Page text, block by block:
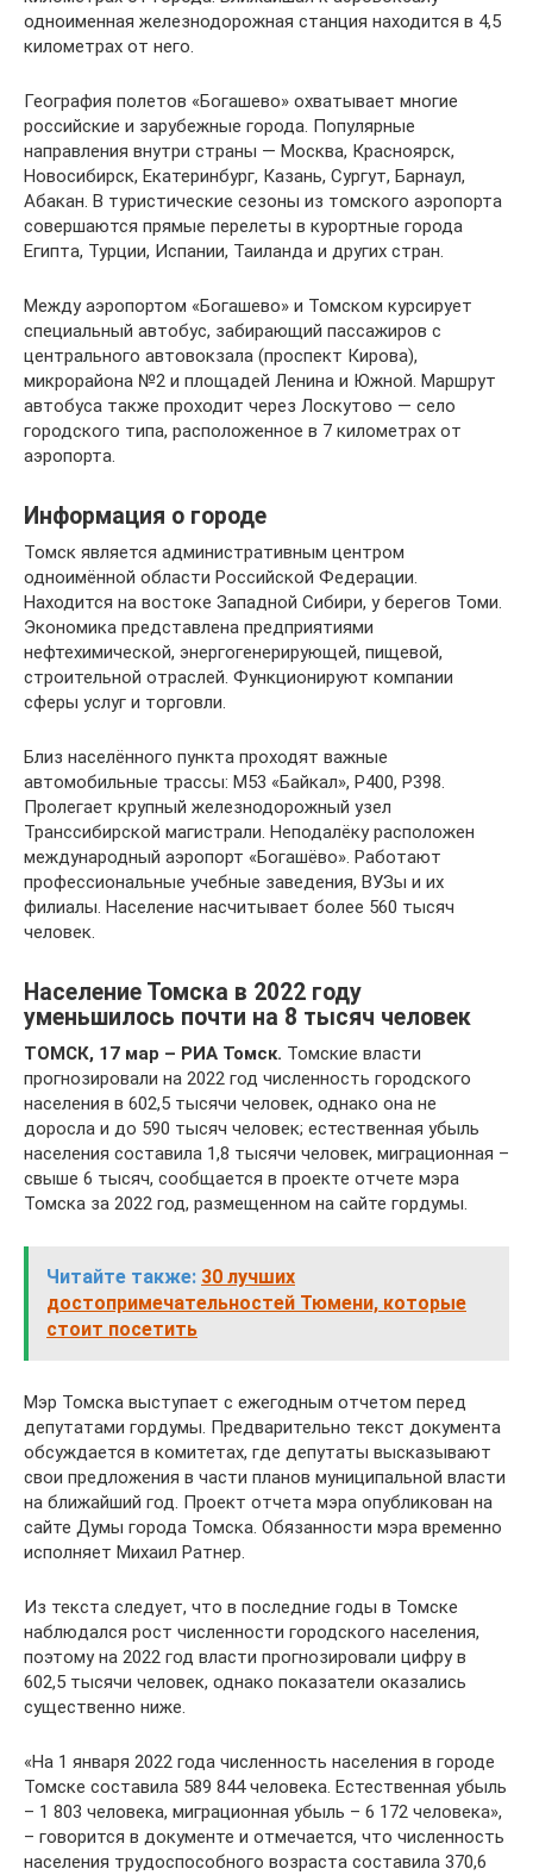
одноименная железнодорожная станция находится в 4,5
километрах от него.
География полетов «Богашево» охватывает многие
российские и зарубежные города. Популярные
направления внутри страны — Москва, Красноярск,
Новосибирск, Екатеринбург, Казань, Сургут, Барнаул,
Абакан. В туристические сезоны из томского аэропорта
совершаются прямые перелеты в курортные города
Египта, Турции, Испании, Таиланда и других стран.
Между аэропортом «Богашево» и Томском курсирует
специальный автобус, забирающий пассажиров с
центрального автовокзала (проспект Кирова),
микрорайона №2 и площадей Ленина и Южной. Маршрут
автобуса также проходит через Лоскутово — село
городского типа, расположенное в 7 километрах от
аэропорта.
Информация о городе
Томск является административным центром
одноимённой области Российской Федерации.
Находится на востоке Западной Сибири, у берегов Томи.
Экономика представлена предприятиями
нефтехимической, энергогенерирующей, пищевой,
строительной отраслей. Функционируют компании
сферы услуг и торговли.
Близ населённого пункта проходят важные
автомобильные трассы: М53 «Байкал», Р400, Р398.
Пролегает крупный железнодорожный узел
Транссибирской магистрали. Неподалёку расположен
международный аэропорт «Богашёво». Работают
профессиональные учебные заведения, ВУЗы и их
филиалы. Население насчитывает более 560 тысяч
человек.
Население Томска в 2022 году
уменьшилось почти на 8 тысяч человек
ТОМСК, 17 мар – РИА Томск. Томские власти
прогнозировали на 2022 год численность городского
населения в 602,5 тысячи человек, однако она не
доросла и до 590 тысяч человек; естественная убыль
населения составила 1,8 тысячи человек, миграционная –
свыше 6 тысяч, сообщается в проекте отчете мэра
Томска за 2022 год, размещенном на сайте гордумы.
Читайте также: 30 лучших
достопримечательностей Тюмени, которые
стоит посетить
Мэр Томска выступает с ежегодным отчетом перед
депутатами гордумы. Предварительно текст документа
обсуждается в комитетах, где депутаты высказывают
свои предложения в части планов муниципальной власти
на ближайший год. Проект отчета мэра опубликован на
сайте Думы города Томска. Обязанности мэра временно
исполняет Михаил Ратнер.
Из текста следует, что в последние годы в Томске
наблюдался рост численности городского населения,
поэтому на 2022 год власти прогнозировали цифру в
602,5 тысячи человек, однако показатели оказались
существенно ниже.
«На 1 января 2022 года численность населения в городе
Томске составила 589 844 человека. Естественная убыль
– 1 803 человека, миграционная убыль – 6 172 человека»,
– говорится в документе и отмечается, что численность
населения трудоспособного возраста составила 370,6